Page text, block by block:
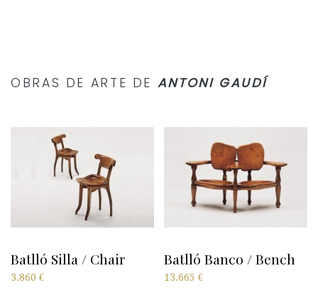
OBRAS DE ARTE DE ANTONI GAUDÍ
Batlló Silla / Chair
3.860 €
Batlló Banco / Bench
13.665 €